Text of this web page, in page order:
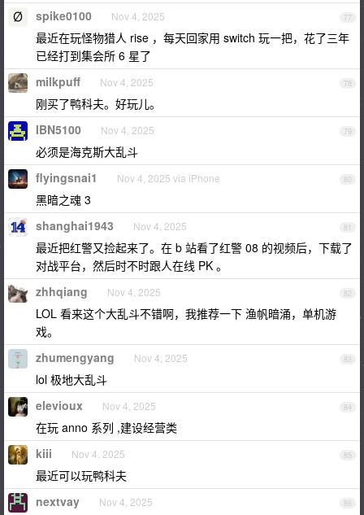
77
spike0100 Nov 4, 2025
最近在玩怪物猎人 rise ，每天回家用 switch 玩一把，花了三年
已经打到集会所 6 星了
78
milkpuff Nov 4, 2025
刚买了鸭科夫。好玩儿。
79
IBN5100 Nov 4, 2025
必须是海克斯大乱斗
80
flyingsnai1 Nov 4, 2025 via iPhone
黑暗之魂 3
81
shanghai1943 Nov 4, 2025
最近把红警又捡起来了。在 b 站看了红警 08 的视频后，下载了
对战平台，然后时不时跟人在线 PK 。
82
zhhqiang Nov 4, 2025
LOL 看来这个大乱斗不错啊，我推荐一下 渔帆暗涌，单机游
戏。
83
zhumengyang Nov 4, 2025
lol 极地大乱斗
84
elevioux Nov 4, 2025
在玩 anno 系列 ,建设经营类
85
kiii Nov 4, 2025
最近可以玩鸭科夫
86
nextvay Nov 4, 2025